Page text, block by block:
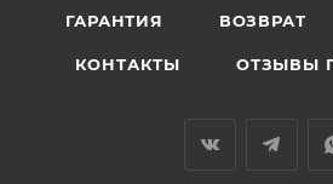
ГАРАНТИЯ ВОЗВРАТ
КОНТАКТЫ ОТЗЫВЫ